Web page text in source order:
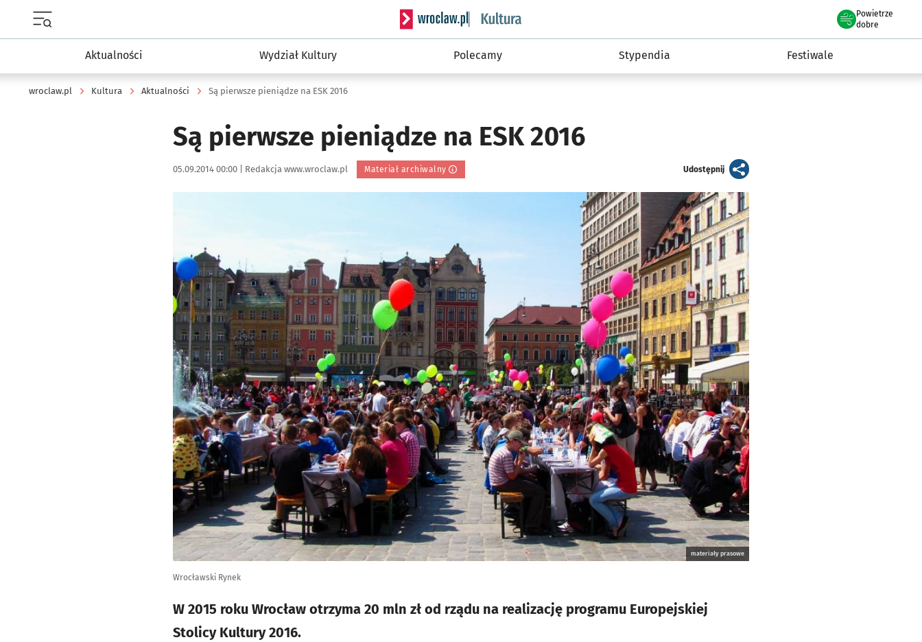
Serwis informacyjny wroclaw.pl podserwis: Kultura
Powietrze
we Wrocławiu
dobre
Aktualności Wydział Kultury Polecamy Stypendia Festiwale
wroclaw.pl Kultura Aktualności Są pierwsze pieniądze na ESK 2016
Są pierwsze pieniądze na ESK 2016
Data publikacji:
05.09.2014 00:00 | Autor:
Redakcja www.wroclaw.pl Materiał archiwalny Udostępnijartykuł
materiały prasowe
Wrocławski Rynek
W 2015 roku Wrocław otrzyma 20 mln zł od rządu na realizację programu Europejskiej
Stolicy Kultury 2016.